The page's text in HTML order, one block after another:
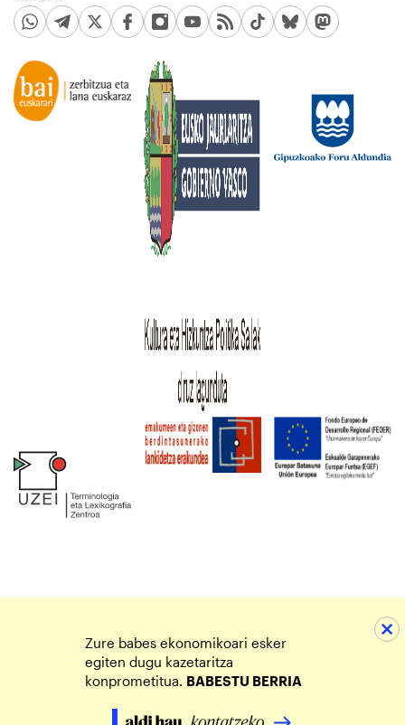
Zure babes ekonomikoari esker
egiten dugu kazetaritza
konprometitua. BABESTU BERRIA